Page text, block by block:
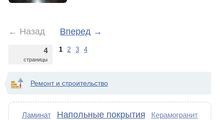
← Назад Вперед →
4
страницы
1 2 3 4
Ремонт и строительство
Ламинат Напольные покрытия
Керамогранит